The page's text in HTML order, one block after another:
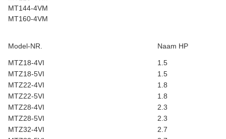
MT144-4VM
MT160-4VM
Model-NR. Naam HP
MTZ18-4VI
1.5
MTZ18-5VI
1.5
MTZ22-4VI
1.8
MTZ22-5VI
1.8
MTZ28-4VI
2.3
MTZ28-5VI
2.3
MTZ32-4VI
2.7